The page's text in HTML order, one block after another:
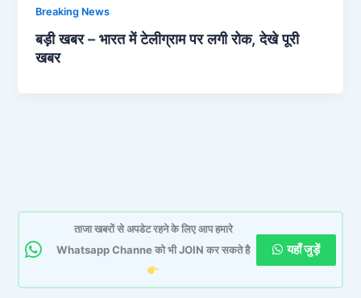
Breaking News
बड़ी खबर – भारत में टेलीग्राम पर लगी रोक, देखे पूरी
खबर
ताजा खबरों से अपडेट रहने के लिए आप हमारे
Whatsapp Channe को भी JOIN कर सकते है
यहाँ जुड़ें